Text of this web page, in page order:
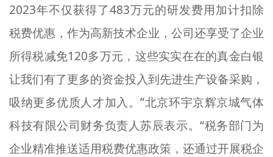
2023年不仅获得了483万元的研发费用加计扣除
税费优惠，作为高新技术企业，公司还享受了企业
所得税减免120多万元，这些实实在在的真金白银
让我们有了更多的资金投入到先进生产设备采购，
吸纳更多优质人才加入。”北京环宇京辉京城气体
科技有限公司财务负责人苏辰表示。“税务部门为
企业精准推送适用税费优惠政策，还通过开展税企